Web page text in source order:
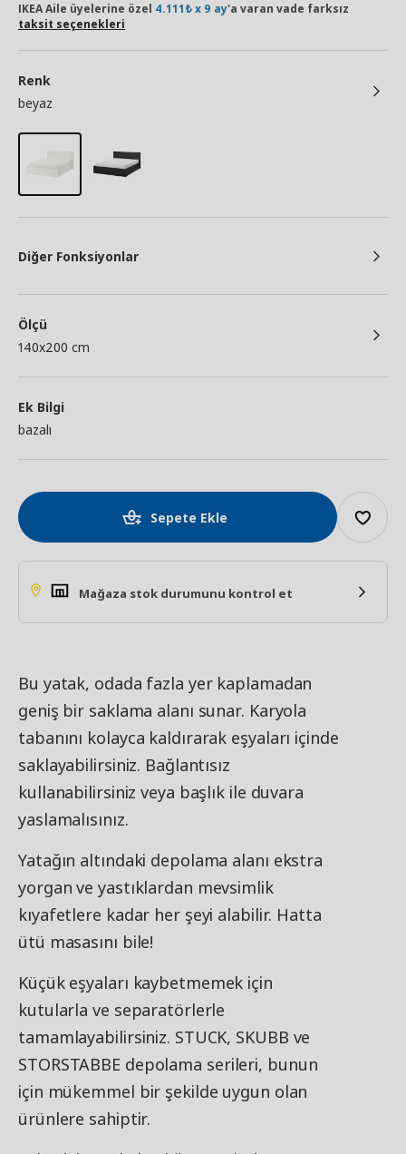
IKEA Aile üyelerine özel 4.111₺ x 9 ay'a varan vade farksız
taksit seçenekleri
Renk
beyaz
Diğer Fonksiyonlar
Ölçü
140x200 cm
Ek Bilgi
bazalı
Sepete Ekle
Mağaza stok durumunu kontrol et
Bu yatak, odada fazla yer kaplamadan
geniş bir saklama alanı sunar. Karyola
tabanını kolayca kaldırarak eşyaları içinde
saklayabilirsiniz. Bağlantısız
kullanabilirsiniz veya başlık ile duvara
yaslamalısınız.
Yatağın altındaki depolama alanı ekstra
yorgan ve yastıklardan mevsimlik
kıyafetlere kadar her şeyi alabilir. Hatta
ütü masasını bile!
Küçük eşyaları kaybetmemek için
kutularla ve separatörlerle
tamamlayabilirsiniz. STUCK, SKUBB ve
STORSTABBE depolama serileri, bunun
için mükemmel bir şekilde uygun olan
ürünlere sahiptir.